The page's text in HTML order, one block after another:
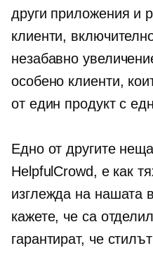
други приложения и
клиенти,
незабавно
особено клиенти,
от един продукт с
Едно от другите
HelpfulCrowd, е как
изглежда на нашата
кажете, че са
гарантират, че